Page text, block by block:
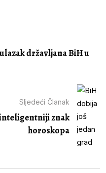
državljana BiH u
Sljedeći Članak
znak
horoskopa